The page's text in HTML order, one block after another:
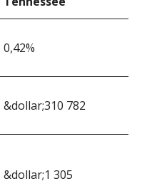
0,42%
&dollar;310 782
&dollar;1 305